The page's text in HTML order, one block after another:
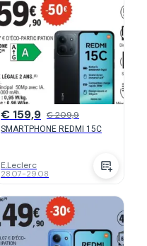
€ 159,9 € 209,9
SMARTPHONE REDMI 15C
E.Leclerc
28.07-29.08